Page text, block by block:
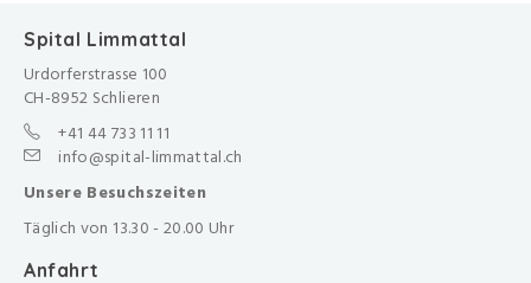
Spital Limmattal
Urdorferstrasse 100
CH-8952 Schlieren
+41 44 733 11 11
info@spital-limmattal.ch
Unsere Besuchszeiten
Täglich von 13.30 - 20.00 Uhr
Anfahrt